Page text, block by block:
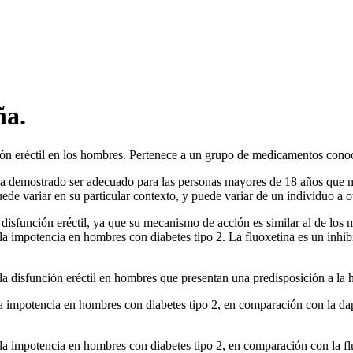
eréctil en los hombres. Pertenece a un grupo de medicamentos
ser adecuado para las personas mayores de 18 años
variar en su particular contexto, y puede variar de un individuo a
eréctil, ya que su mecanismo de acción es similar al de
impotencia en hombres con diabetes tipo 2. La fluoxetina es un
eréctil en hombres que presentan una predisposición a la
en hombres con diabetes tipo 2, en comparación con la
impotencia en hombres con diabetes tipo 2, en comparación con la